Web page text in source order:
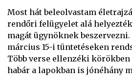
Most hát beleolvastam
rendőri felügyelet alá
magát ügynöknek
március 15-i tüntetéseken
Több verse ellenzéki
habár a lapokban is jónéhány